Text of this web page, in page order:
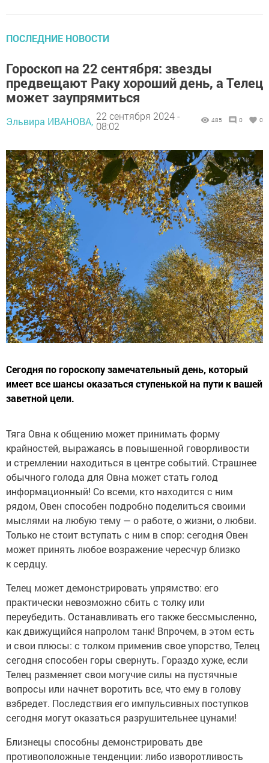
ПОСЛЕДНИЕ НОВОСТИ
Гороскоп на 22 сентября: звезды
предвещают Раку хороший день, а Телец
может заупрямиться
Эльвира ИВАНОВА, 22 сентября 2024 -
08:02
485 0 0
Сегодня по гороскопу замечательный день, который
имеет все шансы оказаться ступенькой на пути к вашей
заветной цели.
Тяга Овна к общению может принимать форму
крайностей, выражаясь в повышенной говорливости
и стремлении находиться в центре событий. Страшнее
обычного голода для Овна может стать голод
информационный! Со всеми, кто находится с ним
рядом, Овен способен подробно поделиться своими
мыслями на любую тему — о работе, о жизни, о любви.
Только не стоит вступать с ним в спор: сегодня Овен
может принять любое возражение чересчур близко
к сердцу.
Телец может демонстрировать упрямство: его
практически невозможно сбить с толку или
переубедить. Останавливать его также бессмысленно,
как движущийся напролом танк! Впрочем, в этом есть
и свои плюсы: с толком применив свое упорство, Телец
сегодня способен горы свернуть. Гораздо хуже, если
Телец разменяет свои могучие силы на пустячные
вопросы или начнет воротить все, что ему в голову
взбредет. Последствия его импульсивных поступков
сегодня могут оказаться разрушительнее цунами!
Близнецы способны демонстрировать две
противоположные тенденции: либо изворотливость